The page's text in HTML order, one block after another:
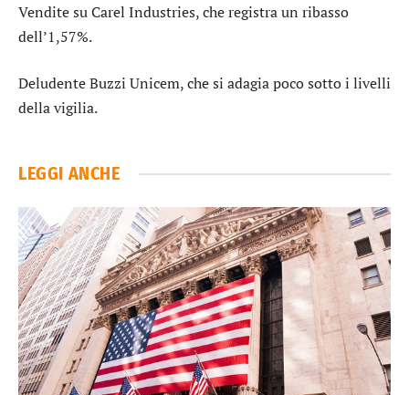
Vendite suCarel Industries, che registra un ribasso
dell’1,57%.
DeludenteBuzzi Unicem, che si adagia poco sotto i livelli
della vigilia.
LEGGI ANCHE